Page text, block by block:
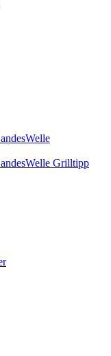
Grilltipp